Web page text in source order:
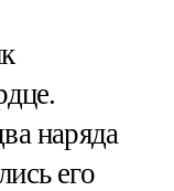
наряда
его